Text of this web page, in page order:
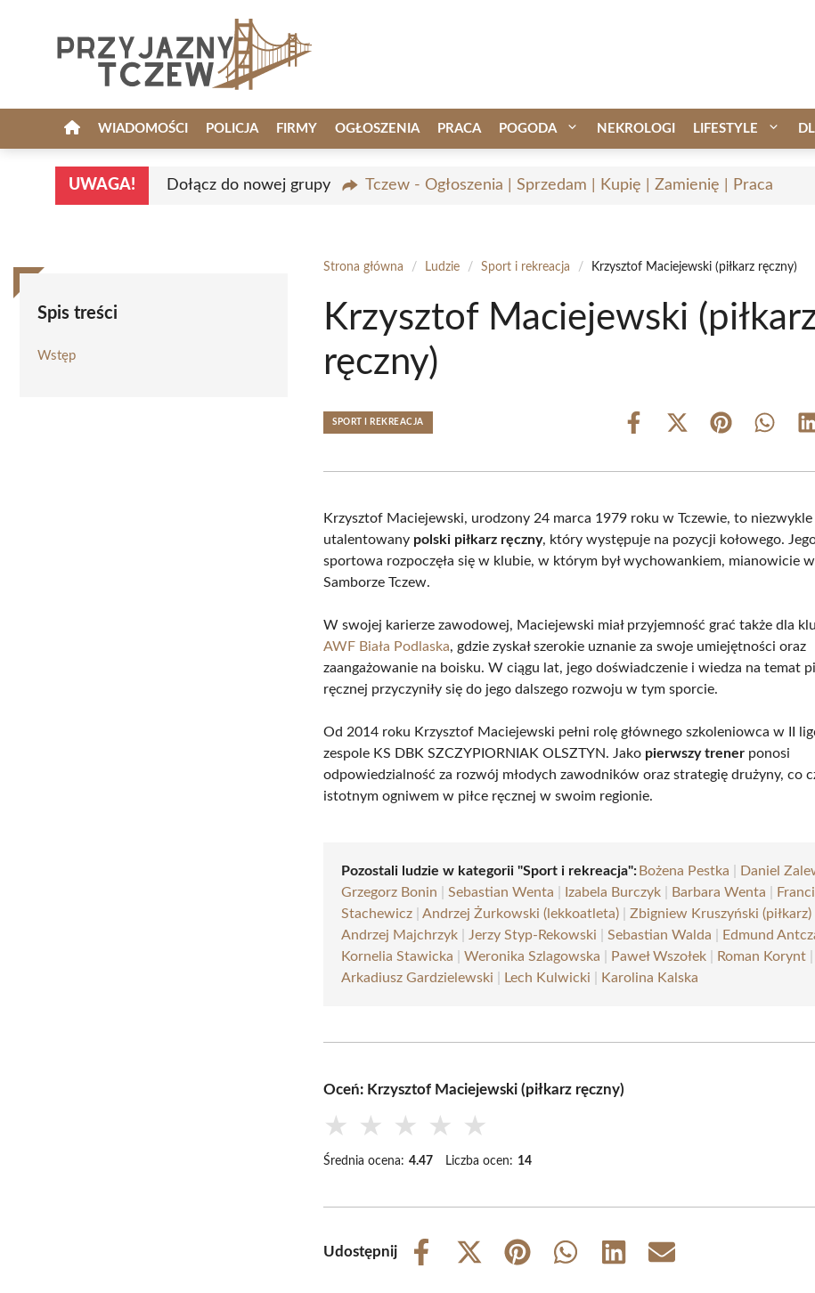
WIADOMOŚCI POLICJA FIRMY OGŁOSZENIA PRACA POGODA NEKROLOGI LIFESTYLE
UWAGA! Dołącz do nowej grupy Tczew - Ogłoszenia | Sprzedam | Kupię | Zamienię | Praca
Spis treści
Wstęp
Strona główna / Ludzie / Sport i rekreacja / Krzysztof Maciejewski (piłkarz ręczny)
Krzysztof Maciejewski
ręczny)
SPORT I REKREACJA
Share
Share
(Twitter)
Share Share
Krzysztof Maciejewski, urodzony 24 marca 1979 roku w Tczewie, to niezwykle
utalentowany polski piłkarz ręczny, który występuje na pozycji kołowego.
sportowa rozpoczęła się w klubie, w którym był wychowankiem, mianowicie w
Samborze Tczew.
W swojej karierze zawodowej, Maciejewski miał przyjemność grać także dla
AWF Biała Podlaska, gdzie zyskał szerokie uznanie za swoje umiejętności oraz
zaangażowanie na boisku. W ciągu lat, jego doświadczenie i wiedza na temat
ręcznej przyczyniły się do jego dalszego rozwoju w tym sporcie.
Od 2014 roku Krzysztof Maciejewski pełni rolę głównego szkoleniowca w II
zespole KS DBK SZCZYPIORNIAK OLSZTYN. Jako pierwszy trener ponosi
odpowiedzialność za rozwój młodych zawodników oraz strategię drużyny, co
istotnym ogniwem w piłce ręcznej w swoim regionie.
Pozostali ludzie w kategorii "Sport i rekreacja":Bożena Pestka Daniel
Grzegorz Bonin |Sebastian Wenta Izabela Burczyk Barbara Wenta
Stachewicz |Andrzej Żurkowski (lekkoatleta) |Zbigniew Kruszyński (piłkarz)
Andrzej Majchrzyk
Jerzy Styp-Rekowski |Sebastian Walda Edmund
Kornelia Stawicka |Weronika Szlagowska Paweł Wszołek Roman Korynt
Arkadiusz Gardzielewski
Lech Kulwicki Karolina Kalska
Oceń: Krzysztof Maciejewski (piłkarz ręczny)
★ ★ ★ ★ ★
Średnia ocena: 4.47 Liczba ocen: 14
Udostępnij
Share
Share
Share
Share
Share
Share